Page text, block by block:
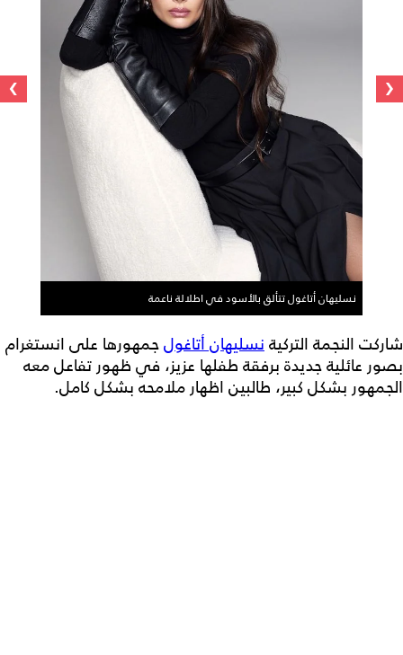
نسليهان أتاغول تتألق بالأسود في اطلالة ناعمة
‹
›
شاركت النجمة التركيةنسليهان أتاغولجمهورها على انستغرام
بصور عائلية جديدة برفقة طفلها عزيز، في ظهور تفاعل معه
الجمهور بشكل كبير، طالبين اظهار ملامحه بشكل كامل.